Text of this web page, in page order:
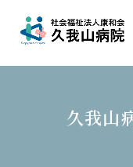
久我山